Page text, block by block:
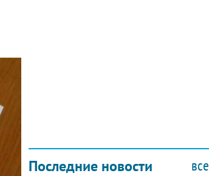
Последние новости все